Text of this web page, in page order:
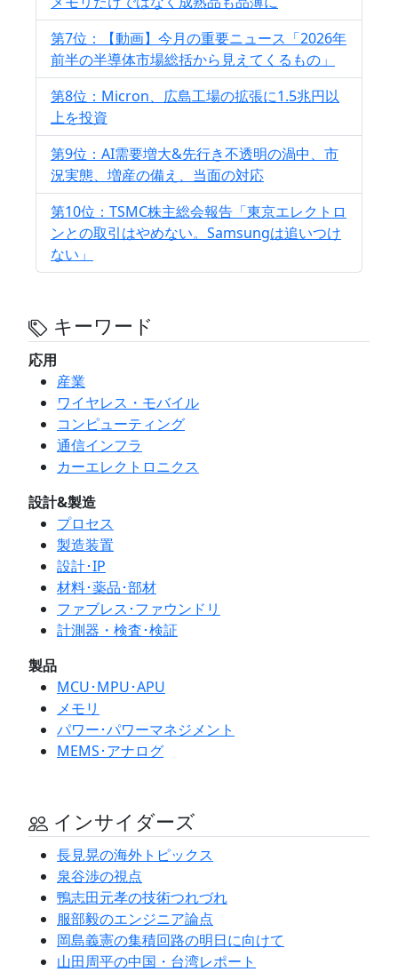
第7位：【動画】今月の重要ニュース「2026年
前半の半導体市場総括から見えてくるもの」
第8位：Micron、広島工場の拡張に1.5兆円以
上を投資
第9位：AI需要増大&先行き不透明の渦中、市
況実態、増産の備え、当面の対応
第10位：TSMC株主総会報告「東京エレクトロ
ンとの取引はやめない。Samsungは追いつけ
ない」
キーワード
応用
産業
ワイヤレス・モバイル
コンピューティング
通信インフラ
カーエレクトロニクス
設計&製造
プロセス
製造装置
設計･IP
材料･薬品･部材
ファブレス･ファウンドリ
計測器・検査･検証
製品
MCU･MPU･APU
メモリ
パワー･パワーマネジメント
MEMS･アナログ
インサイダーズ
長見晃の海外トピックス
泉谷渉の視点
鴨志田元孝の技術つれづれ
服部毅のエンジニア論点
岡島義憲の集積回路の明日に向けて
山田周平の中国・台湾レポート